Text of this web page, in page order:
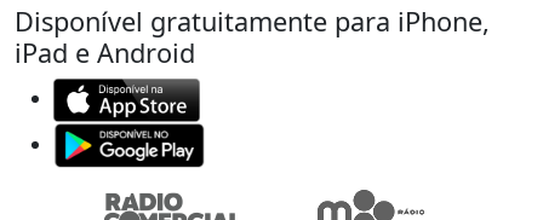
Disponível gratuitamente para iPhone,
iPad e Android